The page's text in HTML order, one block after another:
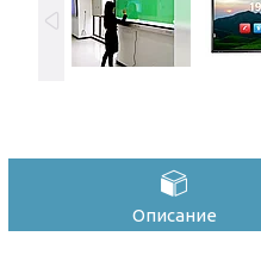
Описание